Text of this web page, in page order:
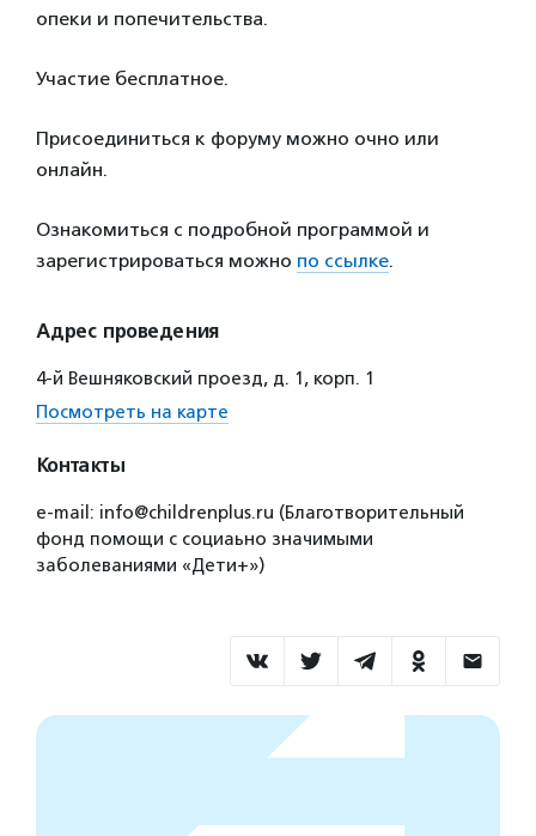
опеки и попечительства.
Участие бесплатное.
Присоединиться к форуму можно очно или
онлайн.
Ознакомиться с подробной программой и
зарегистрироваться можно по ссылке.
Адрес проведения
4-й Вешняковский проезд, д. 1, корп. 1
Посмотреть на карте
Контакты
e-mail: info@childrenplus.ru (Благотворительный
фонд помощи с социаьно значимыми
заболеваниями «Дети+»)